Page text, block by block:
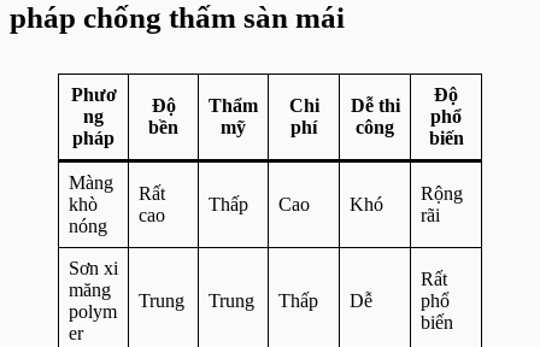
pháp chống thấm sàn mái
Phươ
ng
pháp
Độ
bền
Thẩm
mỹ
Chi
phí
Dễ thi
công
Độ
phổ
biến
Màng
khò
nóng
Rất
cao
Thấp Cao Khó
Rộng
rãi
Sơn xi
măng
polym
er
Trung Trung Thấp Dễ
Rất
phổ
biến